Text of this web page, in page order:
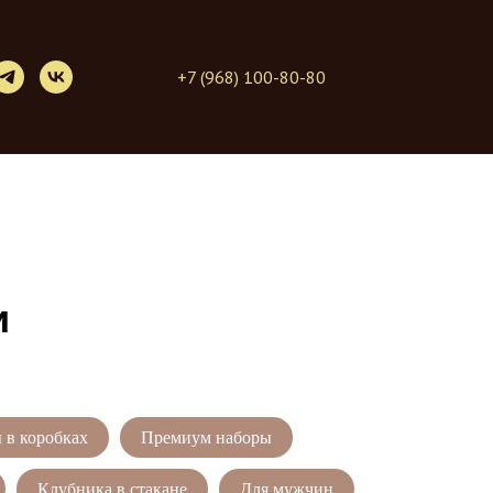
+7 (968) 100-80-80
коробках Премиум наборы
Клубника в стакане Для мужчин